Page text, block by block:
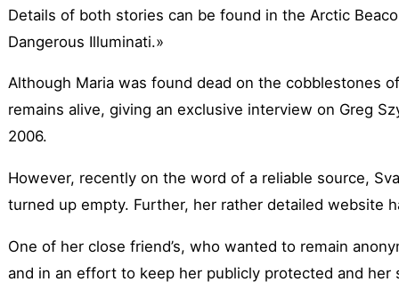
Details of both stories can be found in the Arctic
Dangerous Illuminati.»
Although Maria was found dead on the cobblestones
remains alive, giving an exclusive interview on Greg
2006.
However, recently on the word of a reliable source,
turned up empty. Further, her rather detailed website
One of her close friend’s, who wanted to remain
and in an effort to keep her publicly protected and